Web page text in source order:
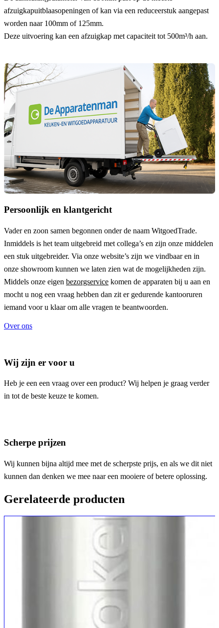
afzuigkapuitblaasopeningen of kan via een reduceerstuk aangepast
worden naar 100mm of 125mm.
Deze uitvoering kan een afzuigkap met capaciteit tot 500m³/h aan.
Persoonlijk en klantgericht
Vader en zoon samen begonnen onder de naam WitgoedTrade.
Inmiddels is het team uitgebreid met collega’s en zijn onze middelen
een stuk uitgebreider. Via onze website’s zijn we vindbaar en in
onze showroom kunnen we laten zien wat de mogelijkheden zijn.
Middels onze eigen bezorgservice komen de apparaten bij u aan en
mocht u nog een vraag hebben dan zit er gedurende kantooruren
iemand voor u klaar om alle vragen te beantwoorden.
Over ons
Wij zijn er voor u
Heb je een een vraag over een product? Wij helpen je graag verder
in tot de beste keuze te komen.
Scherpe prijzen
Wij kunnen bijna altijd mee met de scherpste prijs, en als we dit niet
kunnen dan denken we mee naar een mooiere of betere oplossing.
Gerelateerde producten